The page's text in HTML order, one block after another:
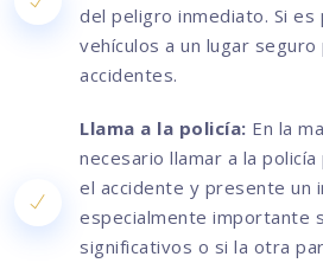
del peligro inmediato. Si es
vehículos a un lugar
accidentes.
Llama a la policía: En la
necesario llamar a la
el accidente y presente un
especialmente importante
significativos o si la otra